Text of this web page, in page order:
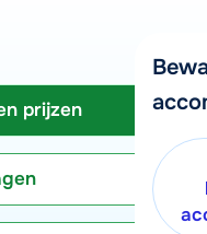
prijzen